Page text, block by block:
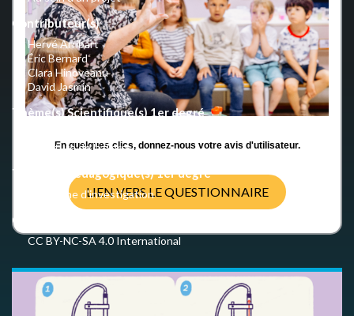
Contributeur(s)
Hervé Arribart
Éric Bernard
Clara Hinoveanu
David Jasmin
Thème(s) Scientifique(s) 1er degré
Structure de la Terre
Thème(s) pédagogique(s) 1er degré
Démarche d'investigation
Crédits
CC BY-NC-SA 4.0 International
En quelques clics, donnez-nous votre avis d'utilisateur.
LIEN VERS LE QUESTIONNAIRE